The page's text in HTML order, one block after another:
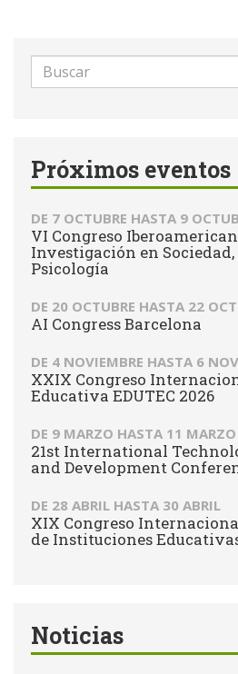
Formulario
de
Próximos eventos
DE 7 OCTUBRE HASTA 9
VI Congreso
Investigación en
Psicología
DE 20 OCTUBRE HASTA 22
AI Congress Barcelona
DE 4 NOVIEMBRE HASTA 6
XXIX Congreso
Educativa EDUTEC 2026
DE 9 MARZO HASTA 11 MARZO
21st International
and Development
DE 28 ABRIL HASTA 30 ABRIL
XIX Congreso
de Instituciones
Noticias